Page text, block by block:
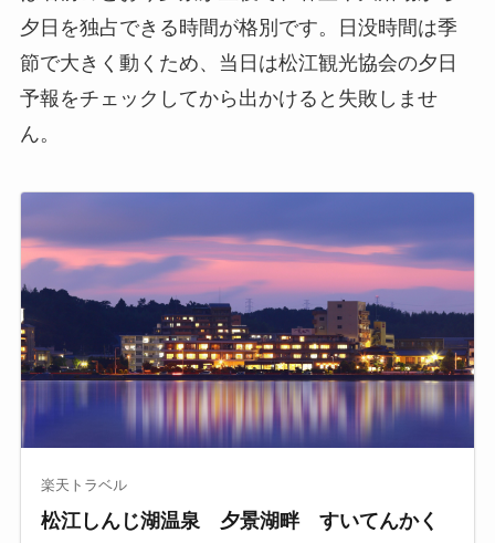
夕日を独占できる時間が格別です。日没時間は季
節で大きく動くため、当日は松江観光協会の夕日
予報をチェックしてから出かけると失敗しませ
ん。
楽天トラベル
松江しんじ湖温泉 夕景湖畔 すいてんかく